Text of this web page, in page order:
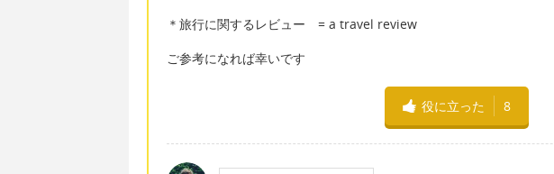
＊旅行に関するレビュー = a travel review
ご参考になれば幸いです
役に立った 8